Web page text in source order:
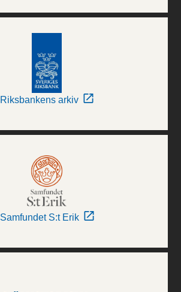
Riksbankens arkiv
Samfundet S:t Erik